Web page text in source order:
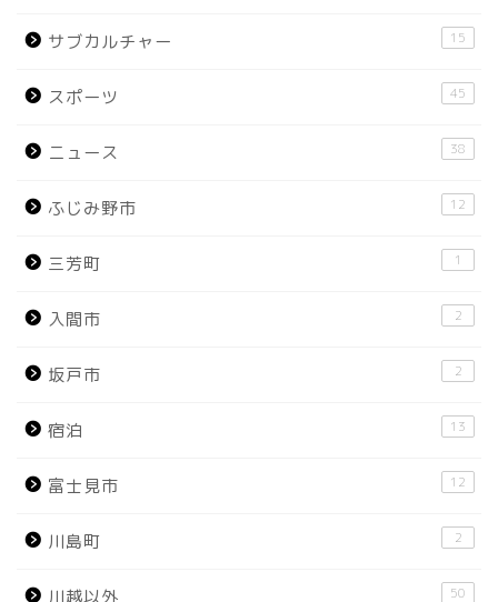
サブカルチャー 15
スポーツ 45
ニュース 38
ふじみ野市 12
三芳町 1
入間市 2
坂戸市 2
宿泊 13
富士見市 12
川島町 2
50